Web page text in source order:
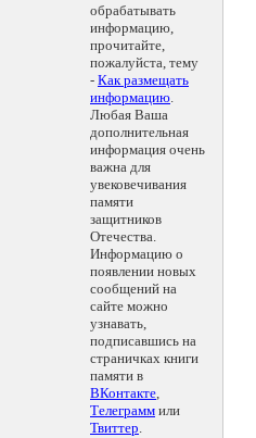
обрабатывать
информацию,
прочитайте,
пожалуйста, тему
- Как размещать
информацию.
Любая Ваша
дополнительная
информация очень
важна для
увековечивания
памяти
защитников
Отечества.
Информацию о
появлении новых
сообщений на
сайте можно
узнавать,
подписавшись на
страничках книги
памяти в
ВКонтакте,
Телеграмм или
Твиттер.